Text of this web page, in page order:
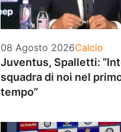
08 Agosto 2026Categorie
Calcio
Juventus, Spalletti:
squadra di noi nel
tempo”